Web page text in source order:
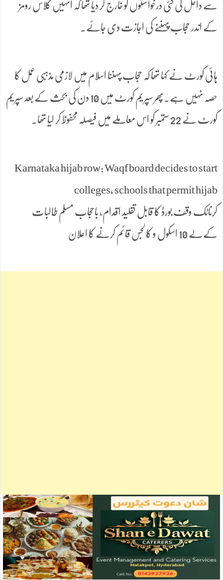
سے داخل کی گئی درخواستوں کو خارج کر دیا تھا کہ انہیں کلاس رومز
کے اندر حجاب پہننے کی اجازت دی جائے۔
ہائی کورٹ نے کہا تھا کہ حجاب پہننا اسلام میں لازمی مذہبی عمل کا
حصہ نہیں ہے۔پھر سپریم کورٹ میں 10 دن کی بحث کے بعد سپریم
کورٹ نے 22 ستمبر کو اس معاملے میں فیصلہ محفوظ کر لیا تھا۔
Karnataka hijab row: Waqf board decides to start
colleges, schools that permit hijab
کرناٹک وقف بورڈ کا قابل تقلید اقدام، باحجاب مسلم طالبات
کےلے 10 اسکول و کالجس قائم کرنے کا اعلان